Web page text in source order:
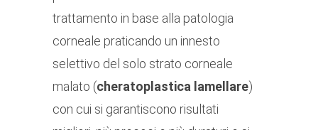
trattamento in base alla patologia
corneale praticando un innesto
selettivo del solo strato corneale
malato (cheratoplastica lamellare)
con cui si garantiscono risultati